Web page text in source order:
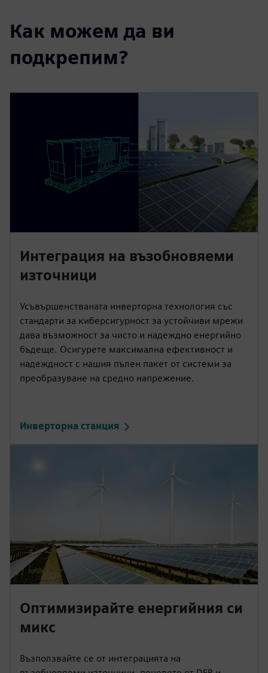
Как можем да ви
подкрепим?
Интеграция на възобновяеми
източници
Усъвършенстваната инверторна технология със
стандарти за киберсигурност за устойчиви мрежи
дава възможност за чисто и надеждно енергийно
бъдеще. Осигурете максимална ефективност и
надеждност с нашия пълен пакет от системи за
преобразуване на средно напрежение.
Инверторна станция
Оптимизирайте енергийния си
микс
Възползвайте се от интеграцията на